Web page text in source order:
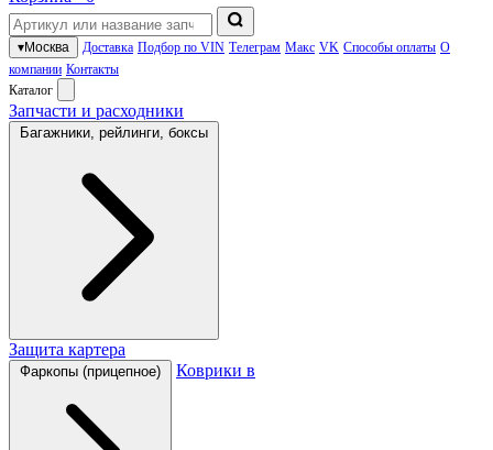
▾Москва Доставка Подбор по VIN Телеграм Макс VK Способы оплаты О
компании Контакты
Каталог
Запчасти и расходники
Багажники, рейлинги, боксы
Защита картера
Фаркопы (прицепное) Коврики в